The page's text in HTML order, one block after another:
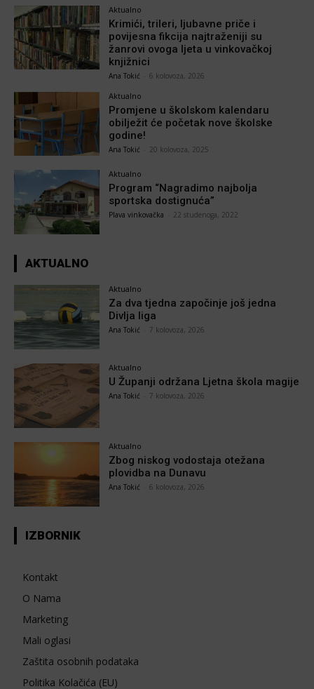
Aktualno
Krimići, trileri, ljubavne priče i
povijesna fikcija najtraženiji su
žanrovi ovoga ljeta u vinkovačkoj
knjižnici
Ana Tokić 6 kolovoza, 2026
Aktualno
Promjene u školskom kalendaru
obilježit će početak nove školske
godine!
Ana Tokić 20 kolovoza, 2025
Aktualno
Program “Nagradimo najbolja
sportska dostignuća”
Plava vinkovačka 22 studenoga, 2022
AKTUALNO
Aktualno
Za dva tjedna započinje još jedna
Divlja liga
Ana Tokić 7 kolovoza, 2026
Aktualno
U Županji održana Ljetna škola magije
Ana Tokić 7 kolovoza, 2026
Aktualno
Zbog niskog vodostaja otežana
plovidba na Dunavu
Ana Tokić 6 kolovoza, 2026
IZBORNIK
Kontakt
O Nama
Marketing
Mali oglasi
Zaštita osobnih podataka
Politika Kolačića (EU)